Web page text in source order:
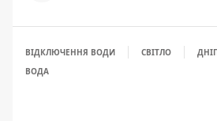
ВІДКЛЮЧЕННЯ ВОДИ СВІТЛО
ВОДА